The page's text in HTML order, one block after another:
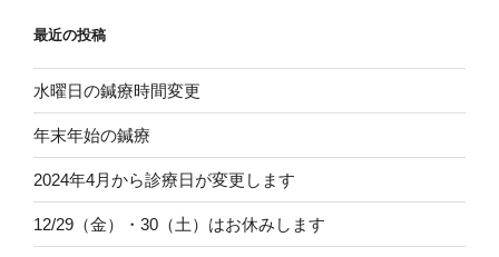
最近の投稿
水曜日の鍼療時間変更
年末年始の鍼療
2024年4月から診療日が変更します
12/29（金）・30（土）はお休みします